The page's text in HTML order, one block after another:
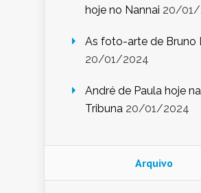
hoje no Nannai 20/01/
As foto-arte de Bruno
20/01/2024
André de Paula hoje
Tribuna 20/01/2024
Arquivo